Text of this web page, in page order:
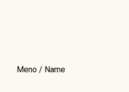
Meno / Name